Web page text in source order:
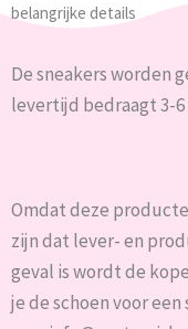
belangrijke details
De sneakers worden
levertijd bedraagt 3-6
Omdat deze
zijn dat lever- en
geval is wordt de
je de schoen voor